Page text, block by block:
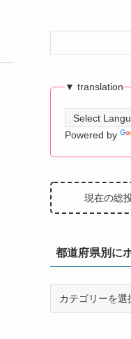
▼ translation
Powered by
現在の総
都道府県別に